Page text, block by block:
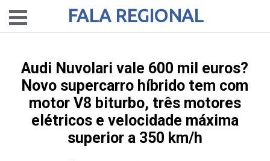
FALA REGIONAL
Audi Nuvolari vale 600 mil euros?
Novo supercarro híbrido tem com
motor V8 biturbo, três motores
elétricos e velocidade máxima
superior a 350 km/h